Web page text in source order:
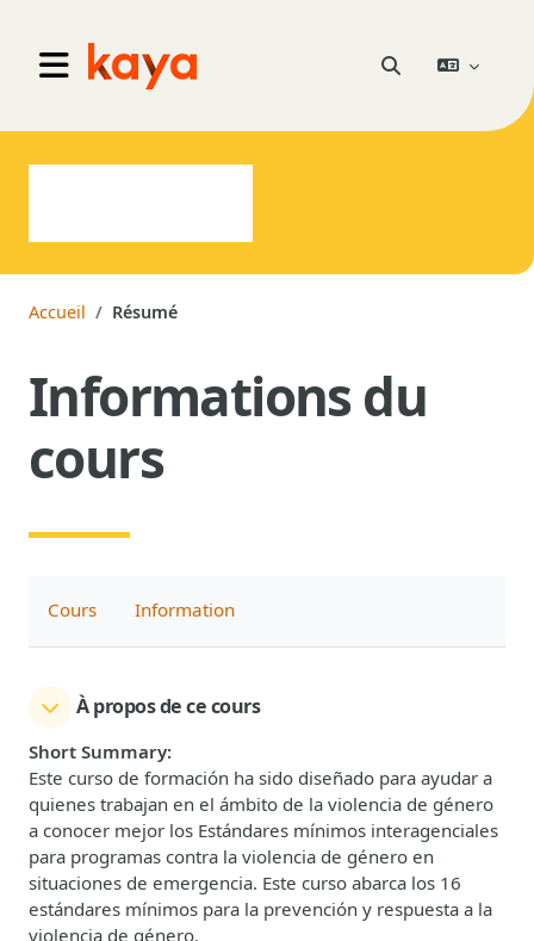
Panneau latéral
Go to home Activer/désactiver
Accueil Résumé
Informations du
cours
Cours Information
À propos de ce cours
Short Summary:
Este curso de formación ha sido diseñado para ayudar a
quienes trabajan en el ámbito de la violencia de género
a conocer mejor los Estándares mínimos interagenciales
para programas contra la violencia de género en
situaciones de emergencia. Este curso abarca los 16
estándares mínimos para la prevención y respuesta a la
violencia de género.